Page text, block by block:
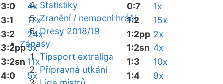
Statistiky
Zranění / nemocní hráči
Dresy 2018/19
Zápasy
Tipsport extraliga
Přípravná utkání
3:0
4x
3:1
17x
3:2
24x
3:2pp5x
3:2sn 11x
4:0
5x
0:7
1x
1:2
15x
1:2pp 2x
1:2sn 4x
1:3
10x
1:4
9x